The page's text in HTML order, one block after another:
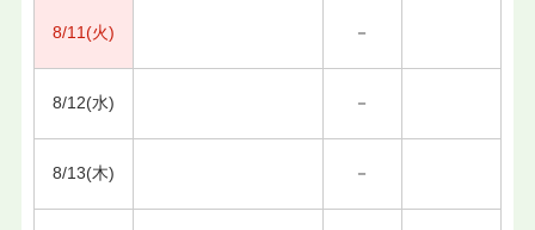
8/11(火) －
8/12(水) －
8/13(木) －